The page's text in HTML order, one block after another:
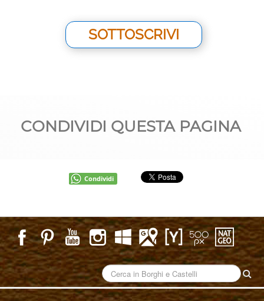
SOTTOSCRIVI
CONDIVIDI QUESTA PAGINA
Condividi